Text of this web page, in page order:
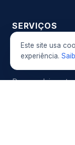
SERVIÇOS
Criação de sites
Desenvolvimento
Este site usa
experiência.